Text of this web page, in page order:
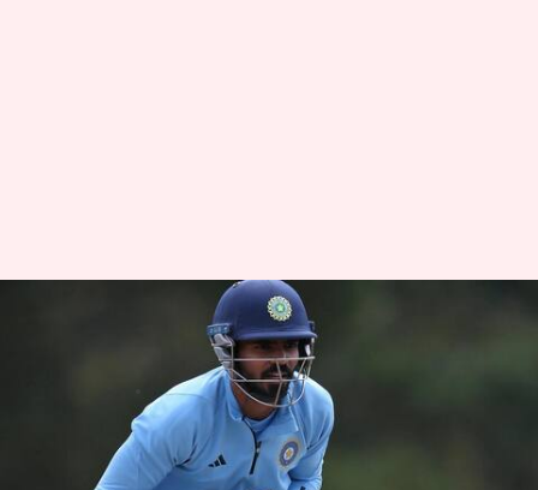
भारत बनाम इंग्लैंड: ध्रुव जुरेल और
केएस भरत के आंकड़ों की तुलना
Jan 23, 2024 08:03 pm
क्या है खबर?